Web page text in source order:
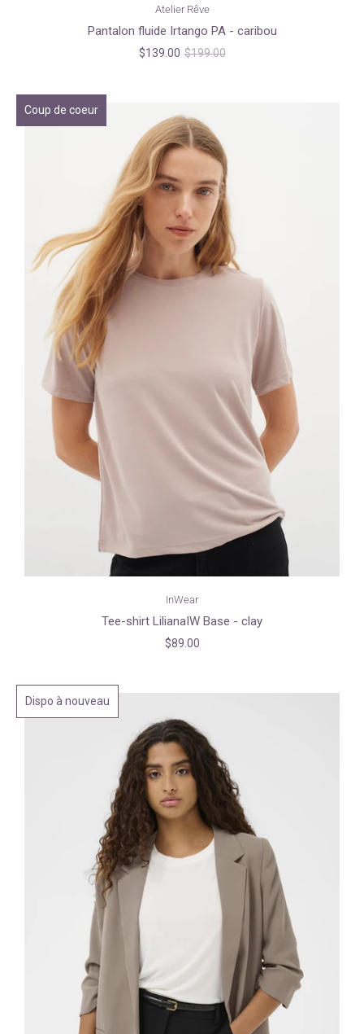
Atelier Rêve
Pantalon fluide Irtango PA - caribou
$139.00 $199.00
Coup de coeur
InWear
Tee-shirt LilianaIW Base - clay
$89.00
Dispo à nouveau